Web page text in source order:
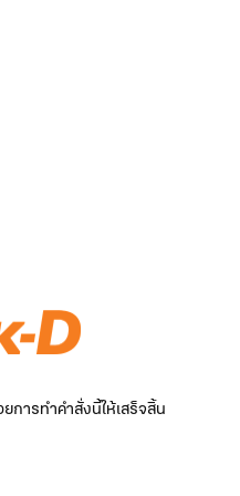
ารทำคำสั่งนี้ให้เสร็จสิ้น